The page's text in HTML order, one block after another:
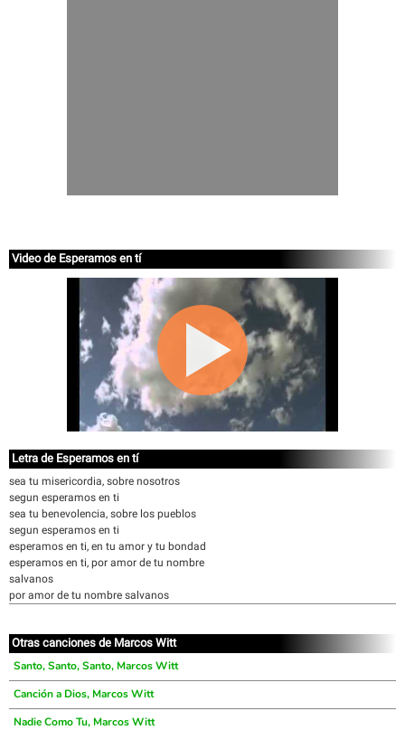
Video de Esperamos en tí
Letra de Esperamos en tí
sea tu misericordia, sobre nosotros
segun esperamos en ti
sea tu benevolencia, sobre los pueblos
segun esperamos en ti
esperamos en ti, en tu amor y tu bondad
esperamos en ti, por amor de tu nombre
salvanos
por amor de tu nombre salvanos
Otras canciones de Marcos Witt
Santo, Santo, Santo, Marcos Witt
Canción a Dios, Marcos Witt
Nadie Como Tu, Marcos Witt